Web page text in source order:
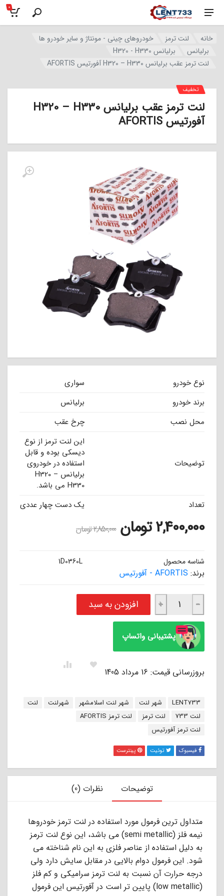
0
خانه لنت ترمز
خودروهای چینی - مونتاژ و سایر خودرو ها
برلیانس
برلیانس H320 - H330
لنت ترمز عقب برلیانس H320 – H330 آفورتیس AFORTIS
لنت ترمز عقب برلیانس H320 – H330
آفورتیس AFORTIS
نوع خودرو
سواری
برند خودرو
برلیانس
محل نصب
چرخ عقب
توضیحات
این لنت ترمز از نوع
دیسکی بوده و قابل
استفاده در خودروی
برلیانس H320 –
H330 می باشد.
تعداد
یک دست چهار عددی
تخفیف
2,400,000تومان 2,850,000تومان
شناسه محصول 1D0360L
برند: AFORTIS - آفورتیس
لنت ترمز عقب برلیانس H320 - H330 آفورتیس AFORTIS عدد
−
+ افزودن به سبد
پشتیبانی واتساپ
بروزرسانی قیمت: 16 مرداد 1405
برچسب:
LENT733 شهر لنت شهر لنت اسلامشهر شهرلنت
لنت
لنت 733
لنت ترمز
لنت ترمز AFORTIS
لنت ترمز آفورتیس
فیسبوک توئیت پینترست
توضیحات نظرات (0)
ﻣﺘﺪاول ﺗﺮﯾﻦ ﻓﺮﻣﻮل ﻣﻮرد اﺳﺘﻔﺎده در ﻟﻨﺖ ﺗﺮﻣﺰ ﺧﻮدروﻫﺎ
ﻧﯿﻤﻪ ﻓﻠﺰ (semi metallic) ﻣﻰ ﺑﺎﺷﺪ، اﯾﻦ ﻧﻮع ﻟﻨﺖ ﺗﺮﻣﺰ
ﺑﻪ دﻟﯿﻞ اﺳﺘﻔﺎده از ﻋﻨﺎﺻﺮ ﻓﻠﺰى ﺑﻪ اﯾﻦ ﻧﺎم ﺷﻨﺎﺧﺘﻪ ﻣﻰ
ﺷﻮد. اﯾﻦ ﻓﺮﻣﻮل دوام ﺑﺎﻻﯾﻰ در ﻣﻘﺎﺑﻞ ﺳﺎﯾﺶ دارد وﻟﻰ
درﺟﻪ ﺣﺮارت آن ﻧﺴﺒﺖ ﺑﻪ ﻟﻨﺖ ﺗﺮﻣﺰ ﺳﺮاﻣﯿﮑﻰ و ﮐﻢ ﻓﻠﺰ
(low metallic) ﭘﺎﯾﯿﻦ ﺗﺮ اﺳﺖ در آﻓﻮرﺗﯿﺲ اﯾﻦ ﻓﺮﻣﻮل